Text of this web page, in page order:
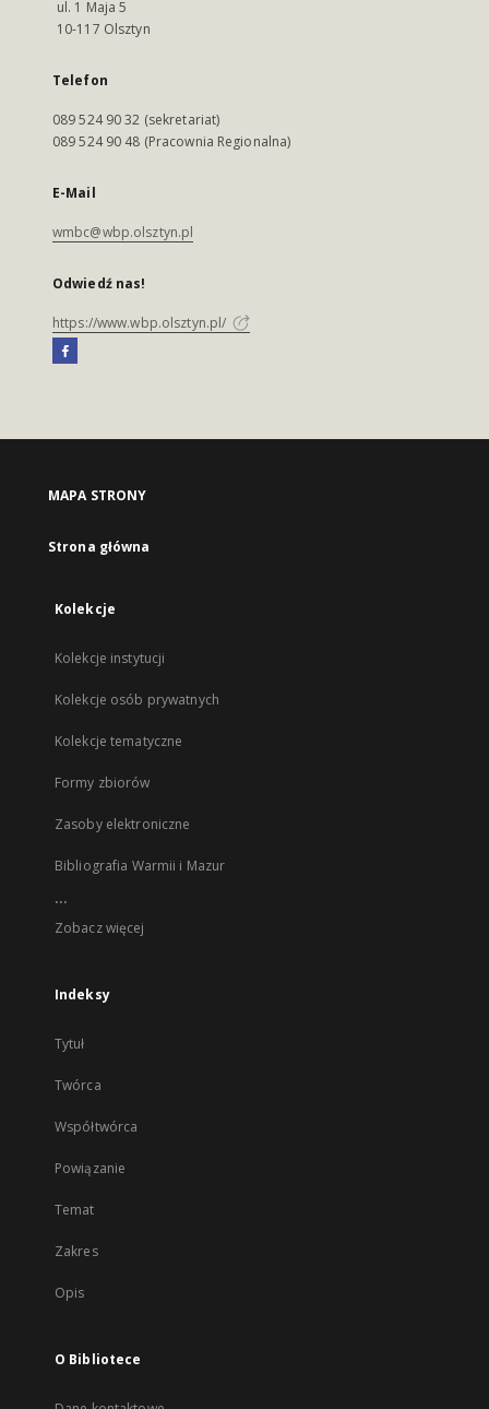
ul. 1 Maja 5
10-117 Olsztyn
Telefon
089 524 90 32 (sekretariat)
089 524 90 48 (Pracownia Regionalna)
E-Mail
wmbc@wbp.olsztyn.pl
Odwiedź nas!
https://www.wbp.olsztyn.pl/
MAPA STRONY
Strona główna
Kolekcje
Kolekcje instytucji
Kolekcje osób prywatnych
Kolekcje tematyczne
Formy zbiorów
Zasoby elektroniczne
Bibliografia Warmii i Mazur
...
Zobacz więcej
Indeksy
Tytuł
Twórca
Współtwórca
Powiązanie
Temat
Zakres
Opis
O Bibliotece